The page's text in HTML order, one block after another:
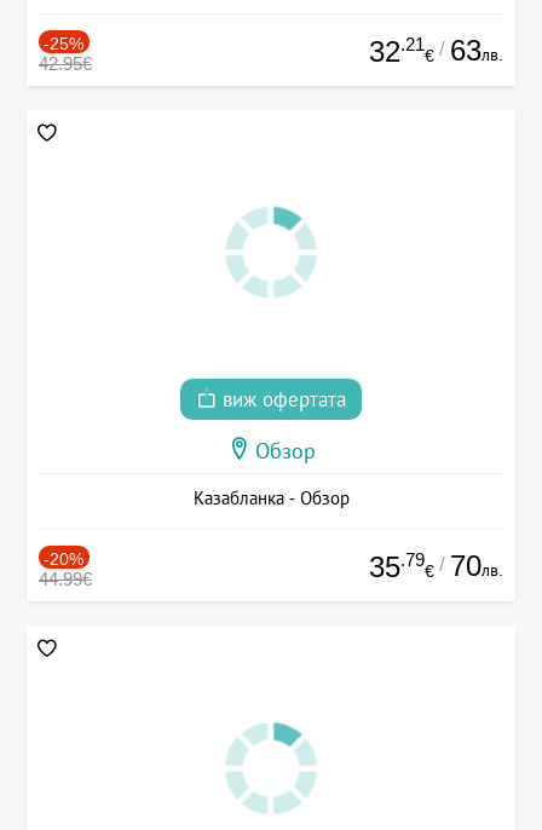
-25%
42.95€ 32.21
€ / 63лв.
виж офертата
Обзор
Казабланка - Обзор
-20%
44.99€ 35.79
€ / 70лв.